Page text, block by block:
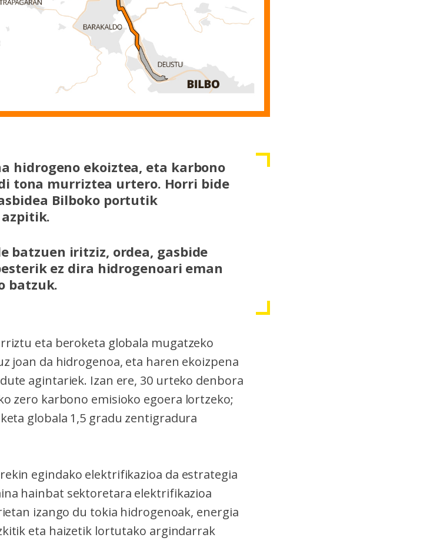
hidrogeno ekoiztea, eta karbono
tona murriztea urtero. Horri bide
Bilboko portutik
batzuen iritziz, ordea, gasbide
ez dira hidrogenoari eman
batzuk.
eta beroketa globala mugatzeko
joan da hidrogenoa, eta haren ekoizpena
agintariek. Izan ere, 30 urteko denbora
zero karbono emisioko egoera lortzeko;
globala 1,5 gradu zentigradura
egindako elektrifikazioa da estrategia
hainbat sektoretara elektrifikazioa
izango du tokia hidrogenoak, energia
eta haizetik lortutako argindarrak